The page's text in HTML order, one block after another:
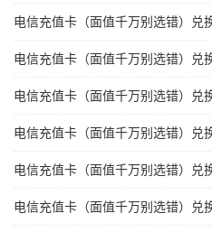
电信充值卡（面值千万别选错）兑
电信充值卡（面值千万别选错）兑
电信充值卡（面值千万别选错）兑
电信充值卡（面值千万别选错）兑
电信充值卡（面值千万别选错）兑
电信充值卡（面值千万别选错）兑